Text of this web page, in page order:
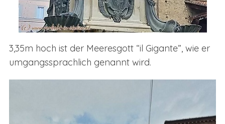
3,35m hoch ist der Meeresgott “il Gigante”, wie er
umgangssprachlich genannt wird.